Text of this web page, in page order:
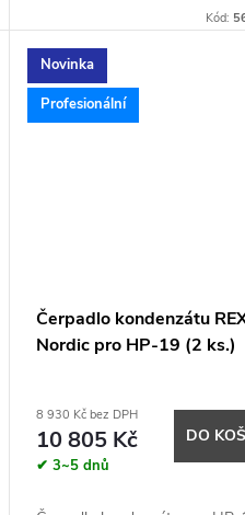
Kód:
Novinka
Profesionální
Čerpadlo kondenzátu
Nordic pro HP-19 (2 ks.)
8 930 Kč bez DPH
10 805 Kč
✔ 3~5 dnů
DO